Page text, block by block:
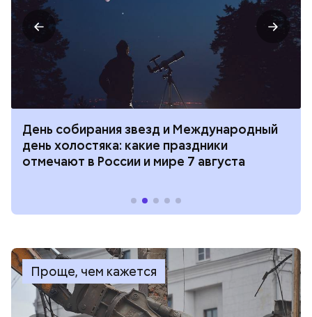
День собирания звезд и Международный
день холостяка: какие праздники
отмечают в России и мире 7 августа
Проще, чем кажется